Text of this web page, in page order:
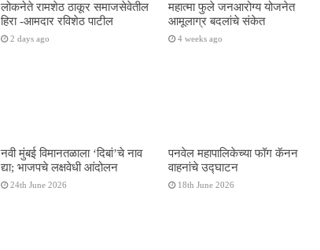
लोकनेते रामशेठ ठाकूर समाजसेवेतील
हिरा -आमदार रविशेठ पाटील
2 days ago
महात्मा फुले जनआरोग्य योजनेत
आमूलाग्र बदलांचे संकेत
4 weeks ago
नवी मुंबई विमानतळाला ‌‘दिबां‌’चे नाव
द्या; भाजपचे लक्षवेधी आंदोलन
24th June 2026
पनवेल महापालिकेच्या फॉग कॅनन
वाहनांचे उद्घाटन
18th June 2026